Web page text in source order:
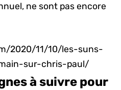
ne sont pas encore
2020/11/10/les-suns-
sur-chris-paul/
à suivre pour